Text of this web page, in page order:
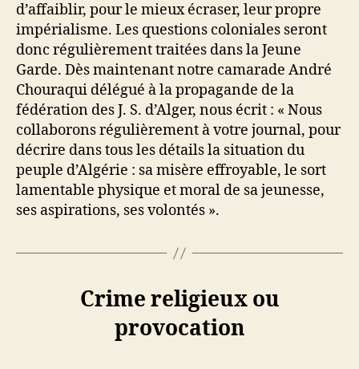
d’affaiblir, pour le mieux écraser, leur propre
impérialisme. Les questions coloniales seront
donc régulièrement traitées dans la Jeune
Garde. Dès maintenant notre camarade André
Chouraqui délégué à la propagande de la
fédération des J. S. d’Alger, nous écrit : « Nous
collaborons régulièrement à votre journal, pour
décrire dans tous les détails la situation du
peuple d’Algérie : sa misère effroyable, le sort
lamentable physique et moral de sa jeunesse,
ses aspirations, ses volontés ».
Crime religieux ou
provocation